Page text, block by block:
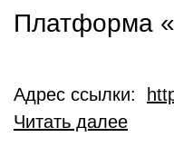
Платформа
Адрес ссылки:
Читать далее